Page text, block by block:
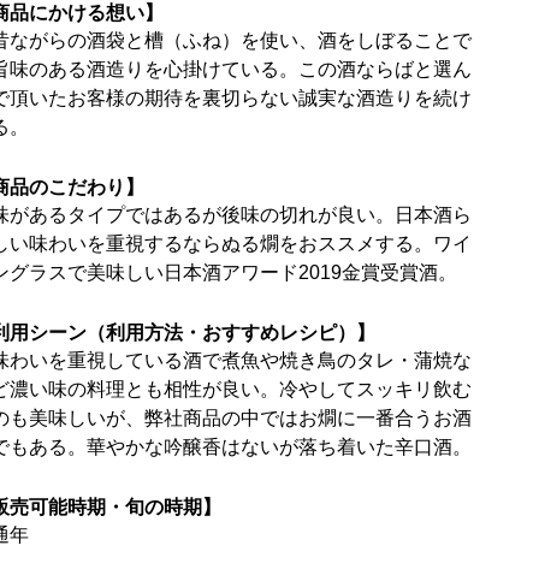
品にかける想い】
ながらの酒袋と槽（ふね）を使い、酒をしぼることで
味のある酒造りを心掛けている。この酒ならばと選ん
頂いたお客様の期待を裏切らない誠実な酒造りを続け
。
品のこだわり】
があるタイプではあるが後味の切れが良い。日本酒ら
い味わいを重視するならぬる燗をおススメする。ワイ
グラスで美味しい日本酒アワード2019金賞受賞酒。
用シーン（利用方法・おすすめレシピ）】
わいを重視している酒で煮魚や焼き鳥のタレ・蒲焼な
濃い味の料理とも相性が良い。冷やしてスッキリ飲む
も美味しいが、弊社商品の中ではお燗に一番合うお酒
もある。華やかな吟醸香はないが落ち着いた辛口酒。
売可能時期・旬の時期】
年